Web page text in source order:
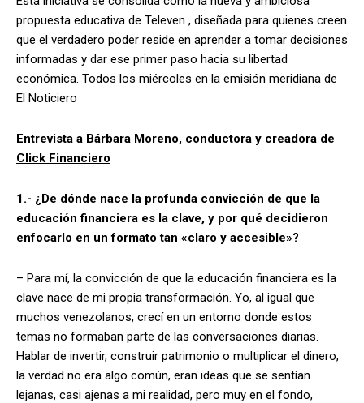
propuesta educativa de Televen , diseñada para quienes creen
que el verdadero poder reside en aprender a tomar decisiones
informadas y dar ese primer paso hacia su libertad
económica. Todos los miércoles en la emisión meridiana de
El Noticiero
Entrevista a Bárbara Moreno, conductora y creadora de
Click Financiero
1.- ¿De dónde nace la profunda convicción de que la
educación financiera es la clave, y por qué decidieron
enfocarlo en un formato tan «claro y accesible»?
– Para mí, la convicción de que la educación financiera es la
clave nace de mi propia transformación. Yo, al igual que
muchos venezolanos, crecí en un entorno donde estos
temas no formaban parte de las conversaciones diarias.
Hablar de invertir, construir patrimonio o multiplicar el dinero,
la verdad no era algo común, eran ideas que se sentían
lejanas, casi ajenas a mi realidad, pero muy en el fondo,